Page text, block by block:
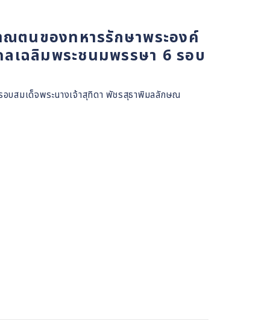
ตนของทหารรักษาพระองค์
เฉลิมพระชนมพรรษา 6 รอบ
บสมเด็จพระนางเจ้าสุทิดา พัชรสุธาพิมลลักษณ